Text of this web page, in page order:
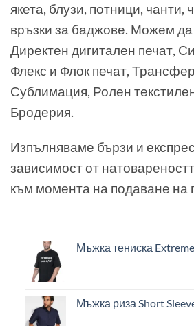
якета, блузи, потници, чанти,
връзки за баджове. Можем
Директен дигитален печат,
Флекс и Флок печат,
Сублимация, Ролен
Бродерия.
Изпълняваме бързи и
зависимост от
към момента на подаване на
Мъжка тениска
Мъжка риза Short